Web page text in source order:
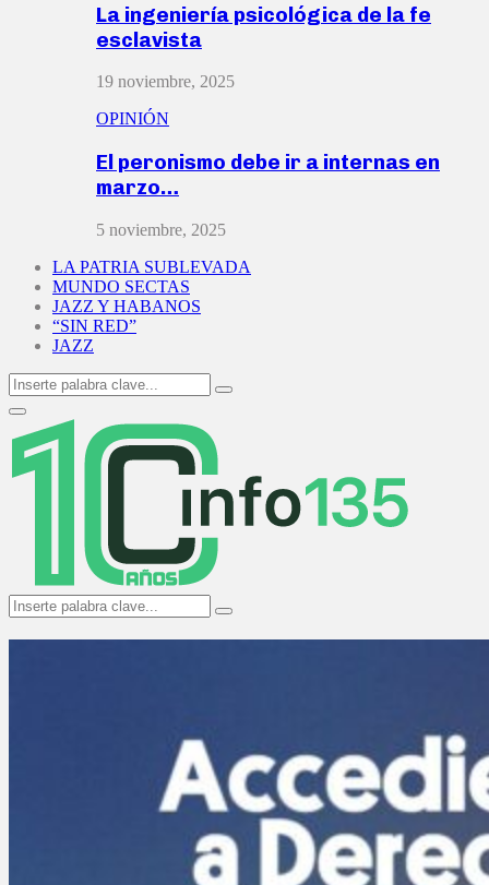
La ingeniería psicológica de la fe
esclavista
19 noviembre, 2025
OPINIÓN
El peronismo debe ir a internas en
marzo…
5 noviembre, 2025
LA PATRIA SUBLEVADA
MUNDO SECTAS
JAZZ Y HABANOS
“SIN RED”
JAZZ
Search
for:
Search
Primary
Menu
Search
for:
Search